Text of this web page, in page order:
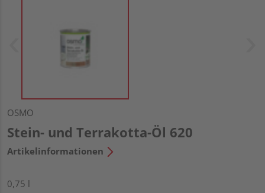
OSMO
Stein- und Terrakotta-Öl 620
Artikelinformationen
0,75 l